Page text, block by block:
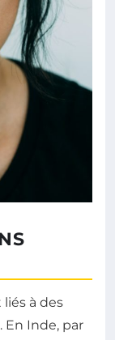
à des
En Inde, par